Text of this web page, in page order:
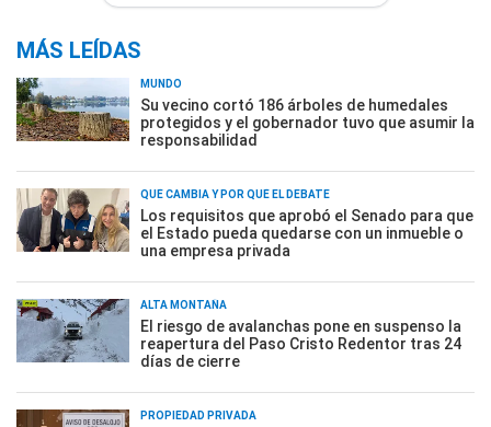
MÁS LEÍDAS
MUNDO
Su vecino cortó 186 árboles de humedales
protegidos y el gobernador tuvo que asumir la
responsabilidad
QUÉ CAMBIA Y POR QUÉ EL DEBATE
Los requisitos que aprobó el Senado para que
el Estado pueda quedarse con un inmueble o
una empresa privada
ALTA MONTAÑA
El riesgo de avalanchas pone en suspenso la
reapertura del Paso Cristo Redentor tras 24
días de cierre
PROPIEDAD PRIVADA